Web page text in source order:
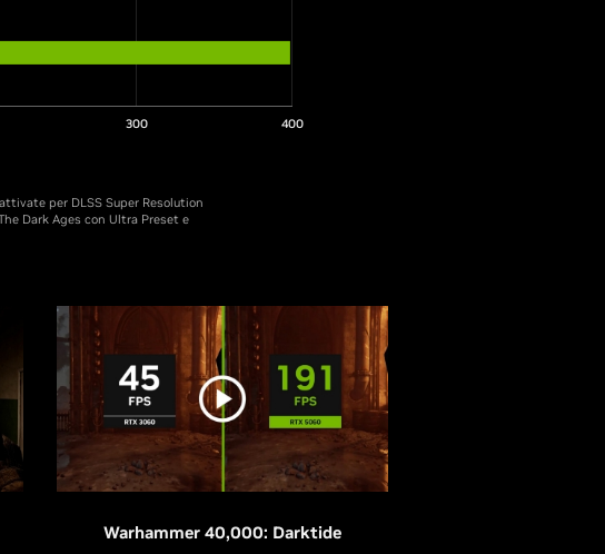
300 400
per DLSS Super Resolution
Dark Ages con Ultra Preset e
Warhammer 40,000: Darktide